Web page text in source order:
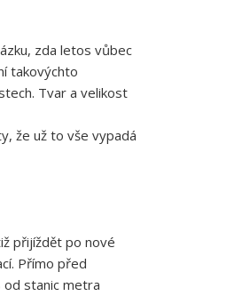
zda letos vůbec
takovýchto
Tvar a velikost
že už to vše vypadá
přijíždět po nové
Přímo před
od stanic metra